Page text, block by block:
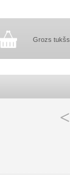
Grozs tukšs
<